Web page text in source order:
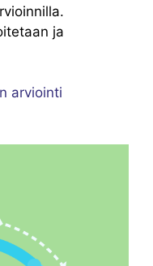
ja
arviointi